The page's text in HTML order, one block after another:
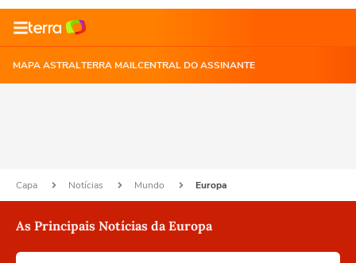
MAPA ASTRALTERRA MAILCENTRAL DO ASSINANTE
Capa Notícias Mundo Europa
As Principais Notícias da Europa